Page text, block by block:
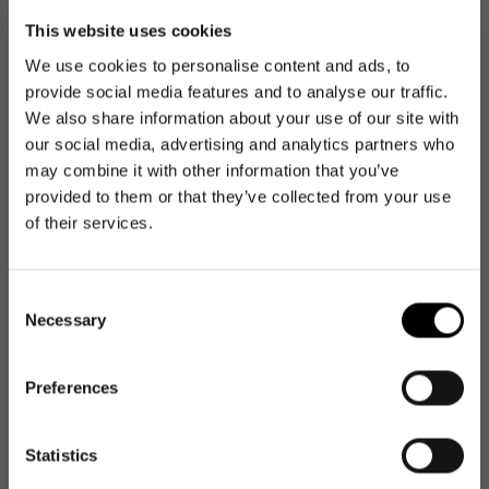
This website uses cookies
We use cookies to personalise content and ads, to
provide social media features and to analyse our traffic.
We also share information about your use of our site with
our social media, advertising and analytics partners who
may combine it with other information that you’ve
provided to them or that they’ve collected from your use
of their services.
Selection
Necessary
Preferences
Statistics
Produktbewertungen
Get 10€ off your first